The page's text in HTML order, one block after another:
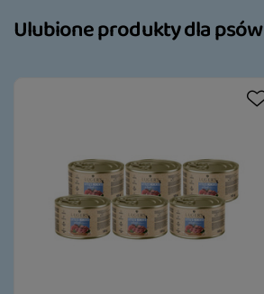
Ulubione produkty dla psów